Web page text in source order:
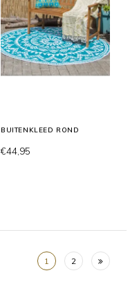
BUITENKLEED ROND
€44,95
1 2